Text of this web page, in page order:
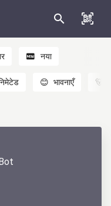
नया
😊 भावनाएँ 🐻